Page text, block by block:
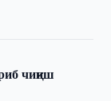
…
чиқиш